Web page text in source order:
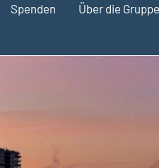
Spenden Über die Gruppe